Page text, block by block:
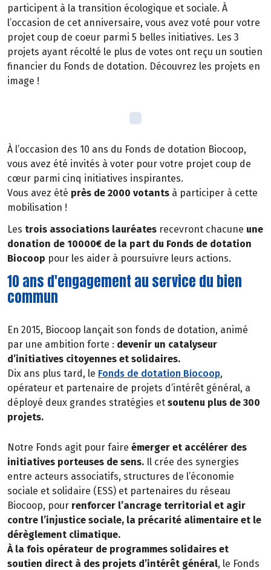
participent à la transition écologique et sociale. À
l’occasion de cet anniversaire, vous avez voté pour votre
projet coup de coeur parmi 5 belles initiatives. Les 3
projets ayant récolté le plus de votes ont reçu un soutien
financier du Fonds de dotation. Découvrez les projets en
image !
À l’occasion des 10 ans du Fonds de dotation Biocoop,
vous avez été invités à voter pour votre projet coup de
cœur parmi cinq initiatives inspirantes.
Vous avez été près de 2000 votants à participer à cette
mobilisation !
Les trois associations lauréates recevront chacune une
donation de 10000€ de la part du Fonds de dotation
Biocoop pour les aider à poursuivre leurs actions.
10 ans d'engagement au service du bien
commun
En 2015, Biocoop lançait son fonds de dotation, animé
par une ambition forte : devenir un catalyseur
d’initiatives citoyennes et solidaires.
Dix ans plus tard, le Fonds de dotation Biocoop,
opérateur et partenaire de projets d’intérêt général, a
déployé deux grandes stratégies et soutenu plus de 300
projets.
Notre Fonds agit pour faire émerger et accélérer des
initiatives porteuses de sens. Il crée des synergies
entre acteurs associatifs, structures de l’économie
sociale et solidaire (ESS) et partenaires du réseau
Biocoop, pour renforcer l’ancrage territorial et agir
contre l’injustice sociale, la précarité alimentaire et le
dérèglement climatique.
À la fois opérateur de programmes solidaires et
soutien direct à des projets d’intérêt général, le Fonds